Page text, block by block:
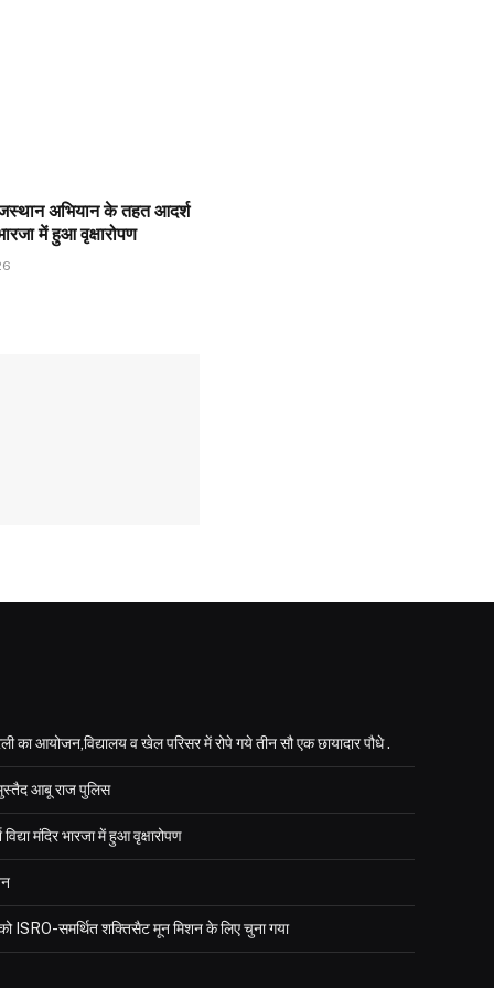
अभियान के तहत आदर्श
में हुआ वृक्षारोपण
का आयोजन,विद्यालय व खेल परिसर में रोपे गये तीन सौ एक छायादार पौधे .
आबू राज पुलिस
मंदिर भारजा में हुआ वृक्षारोपण
ISRO-समर्थित शक्तिसैट मून मिशन के लिए चुना गया